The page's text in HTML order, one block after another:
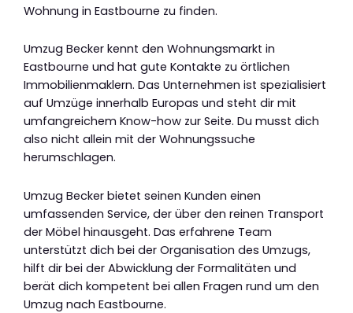
Wohnung in Eastbourne zu finden.
Umzug Becker kennt den Wohnungsmarkt in
Eastbourne und hat gute Kontakte zu örtlichen
Immobilienmaklern. Das Unternehmen ist spezialisiert
auf Umzüge innerhalb Europas und steht dir mit
umfangreichem Know-how zur Seite. Du musst dich
also nicht allein mit der Wohnungssuche
herumschlagen.
Umzug Becker bietet seinen Kunden einen
umfassenden Service, der über den reinen Transport
der Möbel hinausgeht. Das erfahrene Team
unterstützt dich bei der Organisation des Umzugs,
hilft dir bei der Abwicklung der Formalitäten und
berät dich kompetent bei allen Fragen rund um den
Umzug nach Eastbourne.